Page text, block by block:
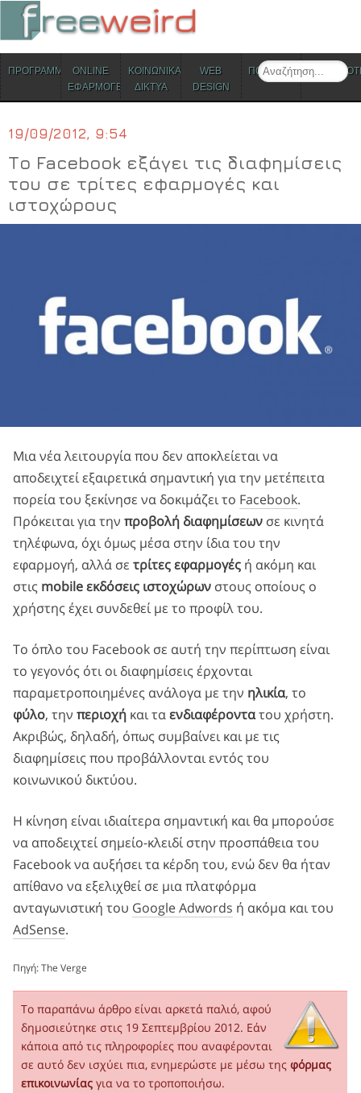
Search
Skip to content
ΠΡΟΓΡΑΜΜΑΤΑONLINE
ΕΦΑΡΜΟΓΕΣ
ΚΟΙΝΩΝΙΚΑ
ΔΙΚΤΥΑ
WEB
DESIGN
ΠΟΛΙΤΙΣΜΟΣ
19/09/2012, 9:54
Το Facebook εξάγει τις διαφημίσεις
του σε τρίτες εφαρμογές και
ιστοχώρους
Μια νέα λειτουργία που δεν αποκλείεται να
αποδειχτεί εξαιρετικά σημαντική για την μετέπειτα
πορεία του ξεκίνησε να δοκιμάζει το Facebook.
Πρόκειται για την προβολή διαφημίσεων σε κινητά
τηλέφωνα, όχι όμως μέσα στην ίδια του την
εφαρμογή, αλλά σε τρίτες εφαρμογές ή ακόμη και
στις mobile εκδόσεις ιστοχώρων στους οποίους ο
χρήστης έχει συνδεθεί με το προφίλ του.
Το όπλο του Facebook σε αυτή την περίπτωση είναι
το γεγονός ότι οι διαφημίσεις έρχονται
παραμετροποιημένες ανάλογα με την ηλικία, το
φύλο, την περιοχή και ταενδιαφέροντατου χρήστη.
Ακριβώς, δηλαδή, όπως συμβαίνει και με τις
διαφημίσεις που προβάλλονται εντός του
κοινωνικού δικτύου.
Η κίνηση είναι ιδιαίτερα σημαντική και θα μπορούσε
να αποδειχτεί σημείο-κλειδί στην προσπάθεια του
Facebook να αυξήσει τα κέρδη του, ενώ δεν θα ήταν
απίθανο να εξελιχθεί σε μια πλατφόρμα
ανταγωνιστική του Google Adwords ή ακόμα και του
AdSense.
Πηγή:The Verge
Το παραπάνω άρθρο είναι αρκετά παλιό, αφού
δημοσιεύτηκε στις 19 Σεπτεμβρίου 2012. Εάν
κάποια από τις πληροφορίες που αναφέρονται
σε αυτό δεν ισχύει πια, ενημερώστε με μέσω της φόρμας
επικοινωνίας για να το τροποποιήσω.